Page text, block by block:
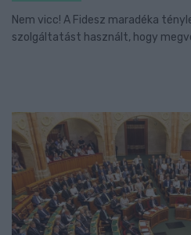
Nem vicc! A Fidesz maradéka
szolgáltatást használt, hogy